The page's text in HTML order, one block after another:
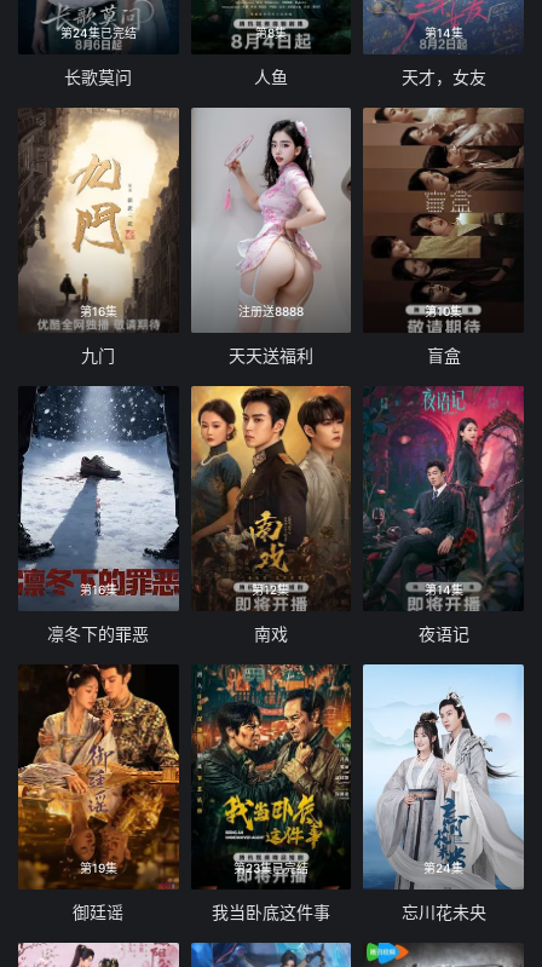
第24集已完结
长歌莫问
第8集
人鱼
第14集
天才，女友
第16集
九门
注册送8888
天天送福利
第10集
盲盒
第16集
凛冬下的罪恶
第12集
南戏
第14集
夜语记
第19集
御廷谣
第23集已完结
我当卧底这件事
第24集
忘川花未央